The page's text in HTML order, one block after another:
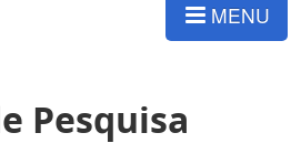
MENU
Pesquisa